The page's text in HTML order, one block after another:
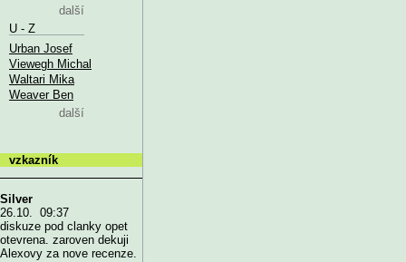
další
U - Z
Urban Josef
Viewegh Michal
Waltari Mika
Weaver Ben
další
vzkazník
Silver
26.10. 09:37
diskuze pod clanky opet
otevrena. zaroven dekuji
Alexovy za nove recenze.